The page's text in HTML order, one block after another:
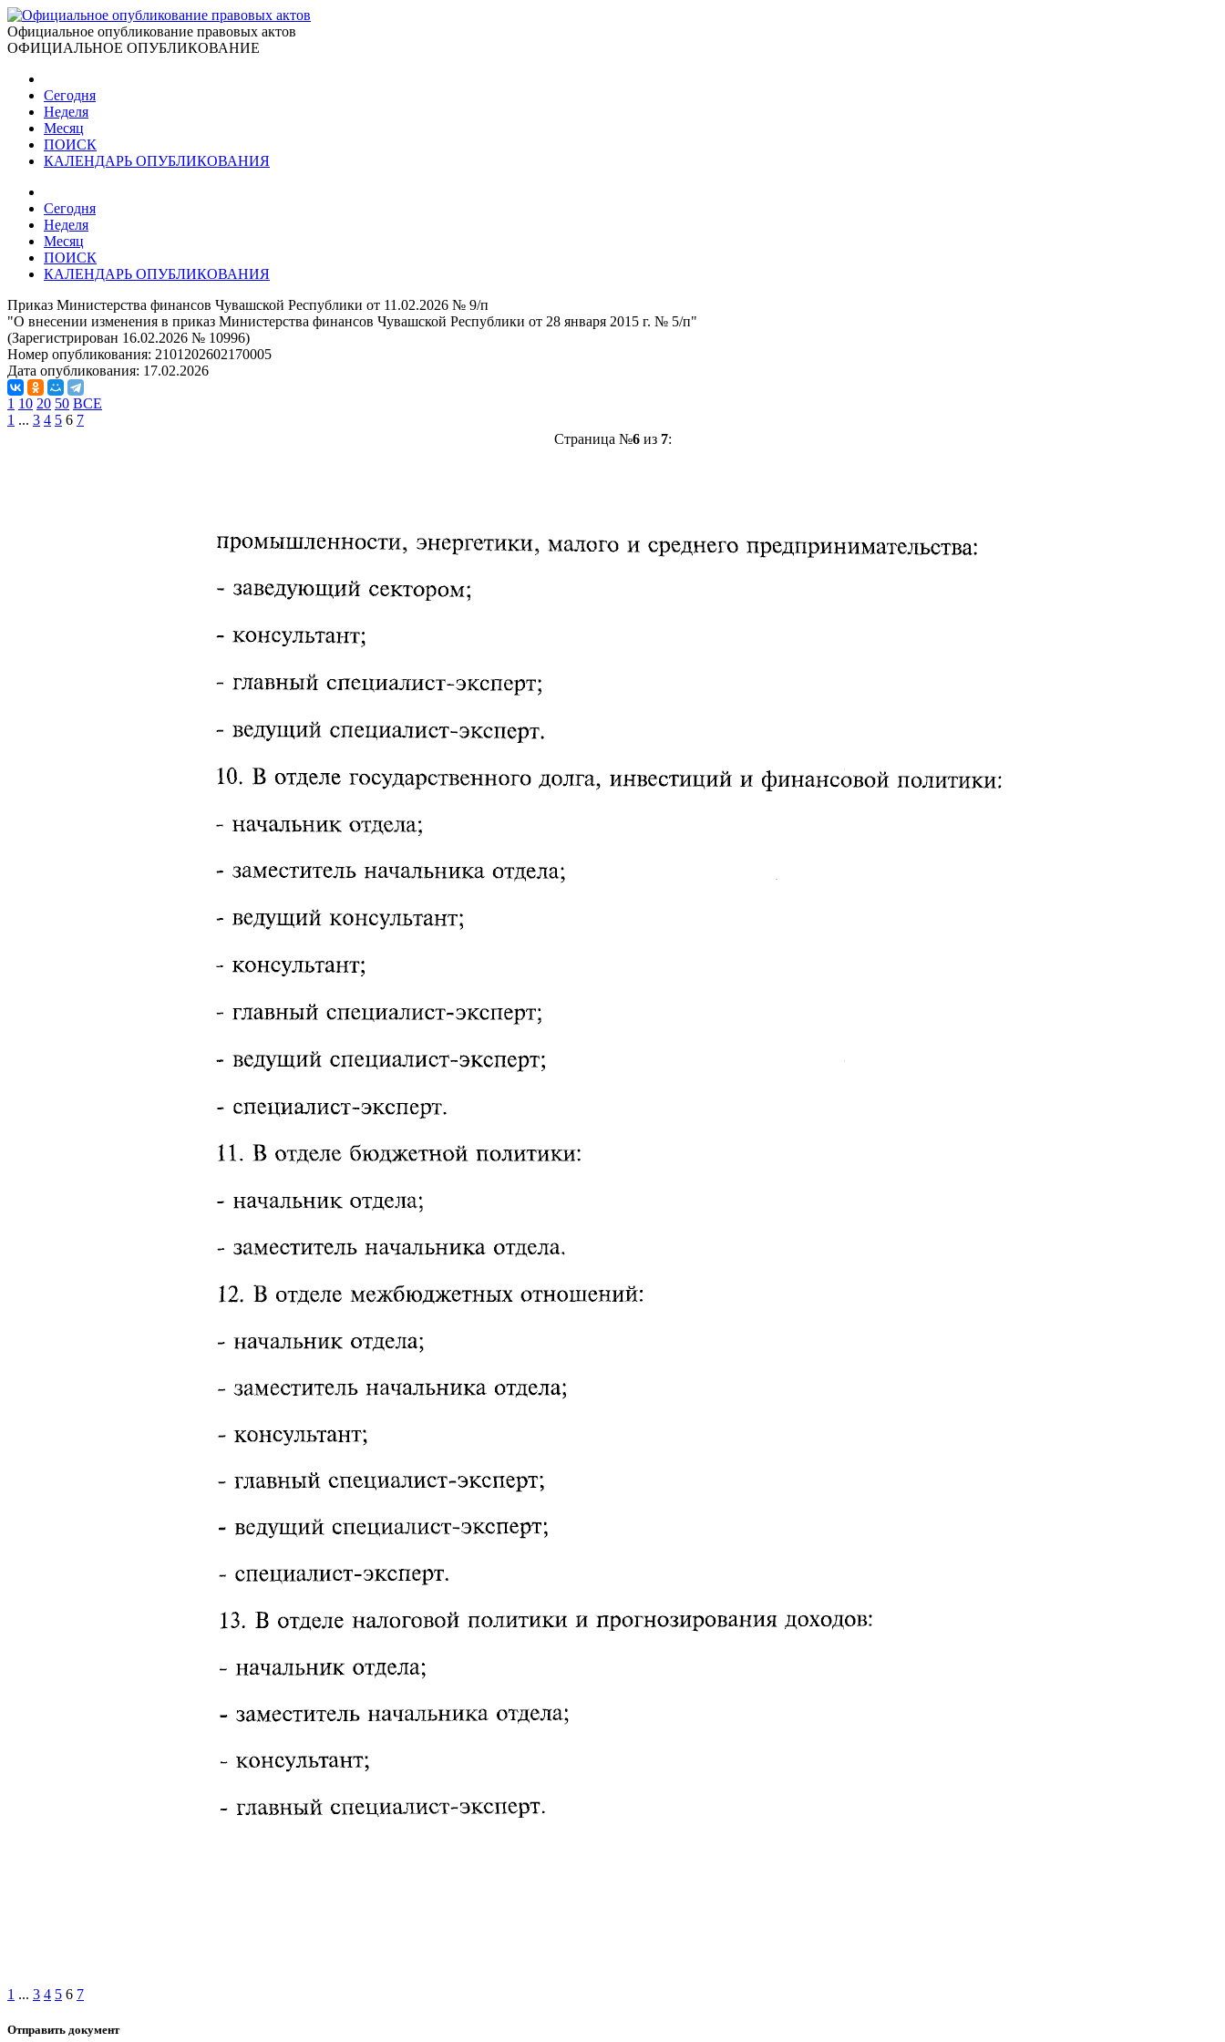
Официальное опубликование правовых актов
ОФИЦИАЛЬНОЕ ОПУБЛИКОВАНИЕ
Сегодня
Неделя
Месяц
ПОИСК
КАЛЕНДАРЬ ОПУБЛИКОВАНИЯ
Сегодня
Неделя
Месяц
ПОИСК
КАЛЕНДАРЬ ОПУБЛИКОВАНИЯ
Приказ Министерства финансов Чувашской Республики от 11.02.2026 № 9/п
"О внесении изменения в приказ Министерства финансов Чувашской Республики от 28 января 2015 г. № 5/п"
(Зарегистрирован 16.02.2026 № 10996)
Номер опубликования: 2101202602170005
Дата опубликования: 17.02.2026
1 10 20 50 ВСЕ
1 ... 3 4 5 6 7
Страница №6из 7:
1 ... 3 4 5 6 7
Отправить документ